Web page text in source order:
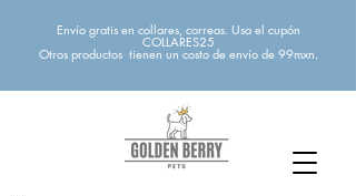
Envío gratis en collares, correas. Usa el cupón
COLLARES25
Otros productos tienen un costo de envío de 99mxn.